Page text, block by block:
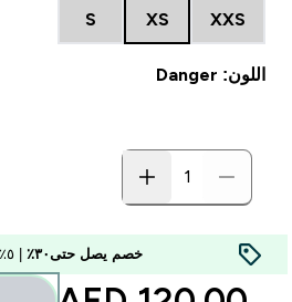
XXS
XS
S
اللون: Danger
خصم يصل حتى٣٠٪